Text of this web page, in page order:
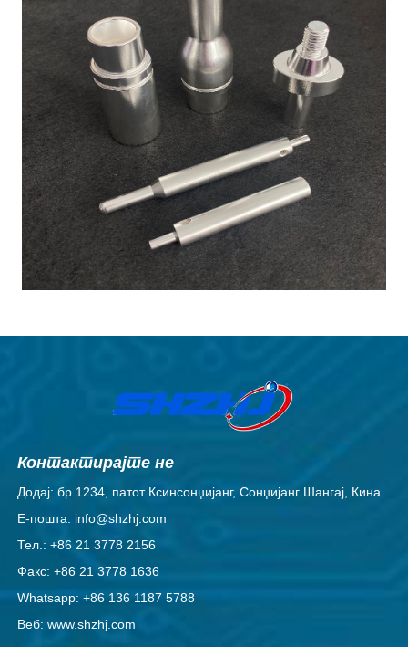
Контактирајте не
Додај: бр.1234, патот Ксинсонџијанг, Сонџијанг Шангај, Кина
Е-пошта: info@shzhj.com
Тел.: +86 21 3778 2156
Факс: +86 21 3778 1636
Whatsapp: +86 136 1187 5788
Веб: www.shzhj.com